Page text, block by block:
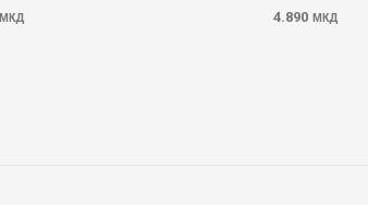
МКД 4.890 МКД